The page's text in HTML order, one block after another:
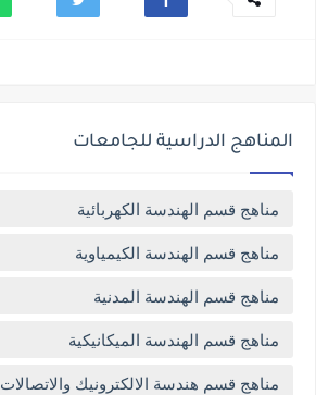
المناهج الدراسية للجامعات
مناهج قسم الهندسة الكهربائية
مناهج قسم الهندسة الكيمياوية
مناهج قسم الهندسة المدنية
مناهج قسم الهندسة الميكانيكية
مناهج قسم هندسة الالكترونيك والاتصالات